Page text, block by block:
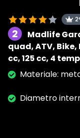
2
Madlife
quad, ATV, Bike,
cc, 125 cc, 4
Materiale:
Diametro